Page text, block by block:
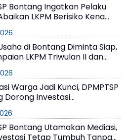
Bontang Ingatkan Pelaku
LKPM Berisiko Kena
di Bontang Diminta Siap,
LKPM Triwulan II dan
Warga Jadi Kunci, DPMPTSP
Dorong Investasi
Bontang Utamakan Mediasi,
Tetap Tumbuh Tanpa